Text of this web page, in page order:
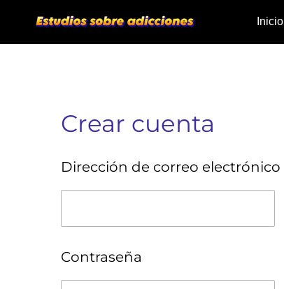
al
Inicio
Crear cuenta
Dirección de correo electrónico
Contraseña